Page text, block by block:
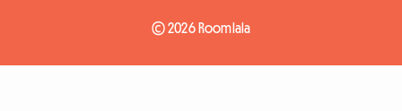
© 2026 Roomlala